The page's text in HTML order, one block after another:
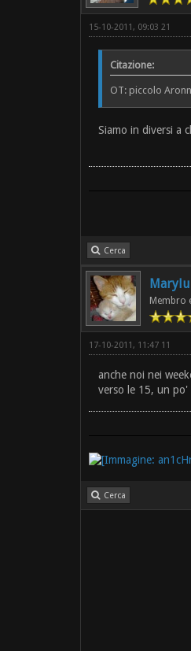
15-10-2011, 09:03 21
Citazione:
OT: piccolo
Siamo in diversi a
Cerca
Membro
17-10-2011, 11:47 11
anche noi nei
verso le 15, un
Cerca